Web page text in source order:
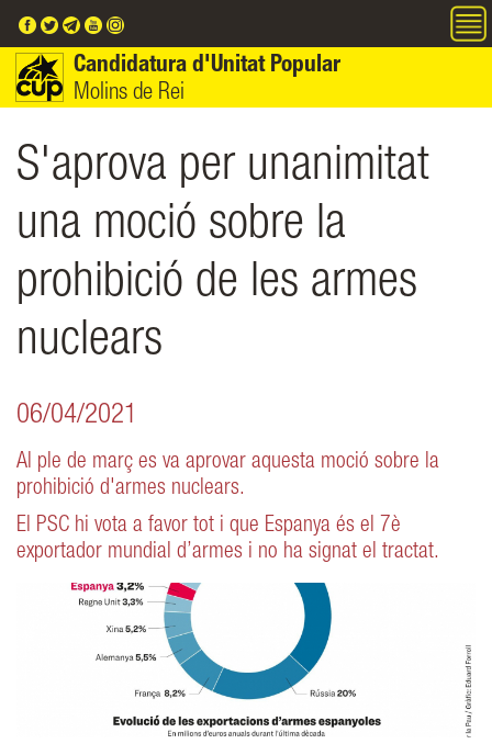
Candidatura d'Unitat Popular
Molins de Rei
S'aprova per unanimitat
una moció sobre la
prohibició de les armes
nuclears
06/04/2021
Al ple de març es va aprovar aquesta moció sobre la
prohibició d'armes nuclears.
El PSC hi vota a favor tot i que Espanya és el 7è
exportador mundial d’armes i no ha signat el tractat.